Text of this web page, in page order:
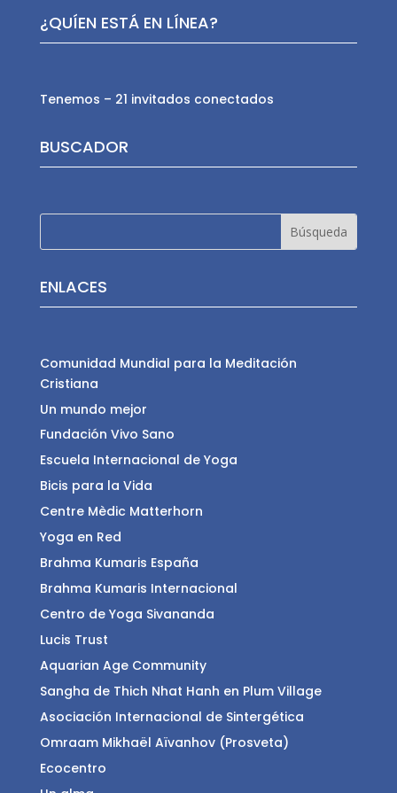
¿QUÍEN ESTÁ EN LÍNEA?
Tenemos – 21 invitados conectados
BUSCADOR
ENLACES
Comunidad Mundial para la Meditación
Cristiana
Un mundo mejor
Fundación Vivo Sano
Escuela Internacional de Yoga
Bicis para la Vida
Centre Mèdic Matterhorn
Yoga en Red
Brahma Kumaris España
Brahma Kumaris Internacional
Centro de Yoga Sivananda
Lucis Trust
Aquarian Age Community
Sangha de Thich Nhat Hanh en Plum Village
Asociación Internacional de Sintergética
Omraam Mikhaël Aïvanhov (Prosveta)
Ecocentro